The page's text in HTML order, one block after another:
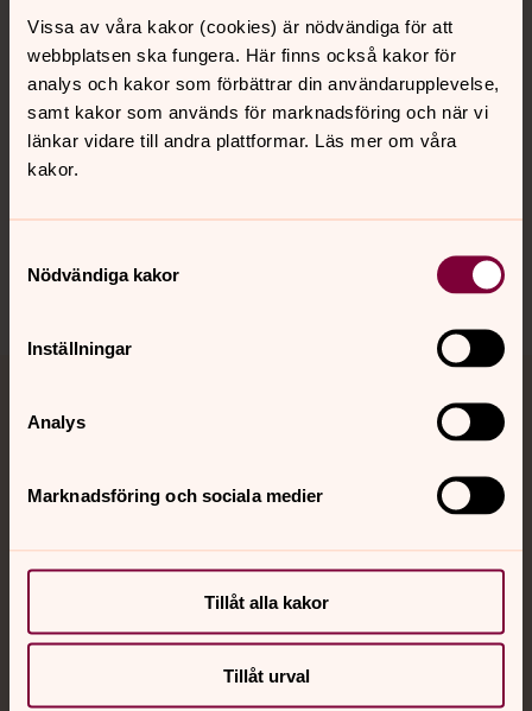
Vissa av våra kakor (cookies) är nödvändiga för att
webbplatsen ska fungera. Här finns också kakor för
analys och kakor som förbättrar din användarupplevelse,
samt kakor som används för marknadsföring och när vi
länkar vidare till andra plattformar. Läs mer om våra
kakor.
Nödvändiga kakor
Inställningar
Analys
Marknadsföring och sociala medier
Tillåt alla kakor
Tillåt urval
Kalender
Hitta snabbt
Sociala kanaler
Jourhavande präst
med en präst på kvällar och nätter.